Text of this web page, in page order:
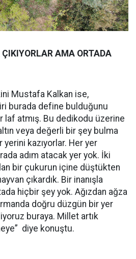
AMA ORTADA
Mustafa Kalkan ise,
burada define bulduğunu
laf atmış. Bu dedikodu üzerine
veya değerli bir şey bulma
yerini kazıyorlar. Her yer
adım atacak yer yok. İki
bir çukurun içine düştükten
çıkardık. Bir inanışla
hiçbir şey yok. Ağızdan ağza
doğru düzgün bir yer
buraya. Millet artık
diye konuştu.